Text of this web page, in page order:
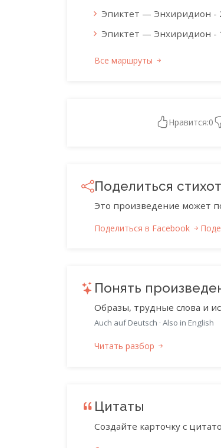
Эпиктет — Энхиридион -
Эпиктет — Энхиридион -
Все маршруты
Нравится:0
Поделиться
Это произведение может
Поделиться в Facebook
Понять
Образы, трудные слова и
Auch auf Deutsch · Also in English
Читать разбор
Цитаты
Создайте карточку с